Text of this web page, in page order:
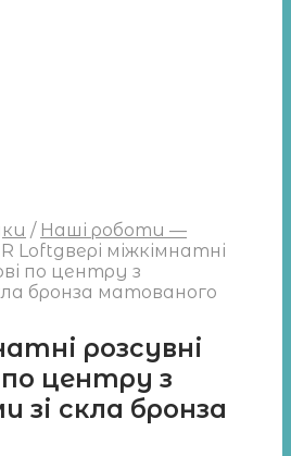
/ Наші роботи —
Loftдвері міжкімнатні
по центру з
бронза матованого
розсувні
центру з
зі скла бронза